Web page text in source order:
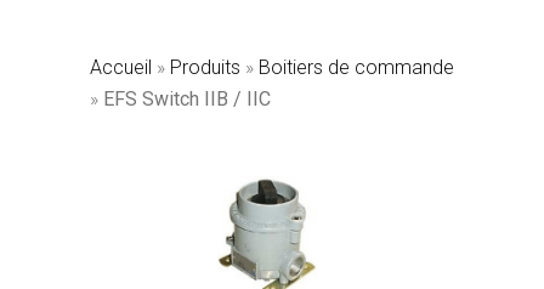
Accueil » Produits » Boitiers de commande
» EFS Switch IIB / IIC